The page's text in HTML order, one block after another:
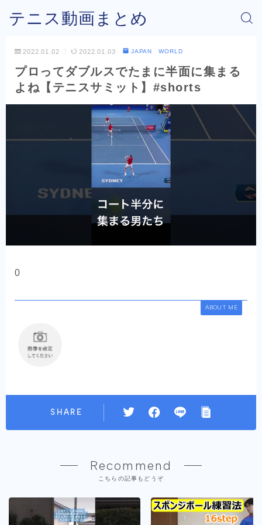
テニス動画まとめ
2022.01.02 2022.01.03 JAPAN WORLD
プロってダブルスでたまに半面に集まる
よね【テニスサミット】#shorts
0
ABOUT ME
SHARE
Recommend
こちらの記事もどうぞ